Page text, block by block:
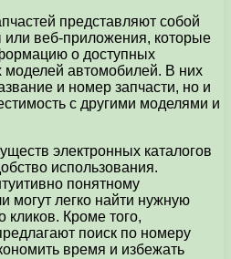
представляют собой
веб-приложения, которые
о доступных
моделей автомобилей. В них
и номер запчасти, но и
с другими моделями и
электронных каталогов
использования.
понятному
могут легко найти нужную
кликов. Кроме того,
поиск по номеру
время и избежать